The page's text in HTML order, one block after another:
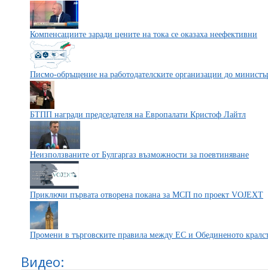
Компенсациите заради цените на тока се оказаха неефективни
Писмо-обръщение на работодателските организации до
БТПП награди председателя на Европалати Кристоф Лайтл
Неизползваните от Булгаргаз възможности за поевтиняване
Приключи първата отворена покана за МСП по проект VOJEXT
Промени в търговските правила между ЕС и Обединеното
Видео: